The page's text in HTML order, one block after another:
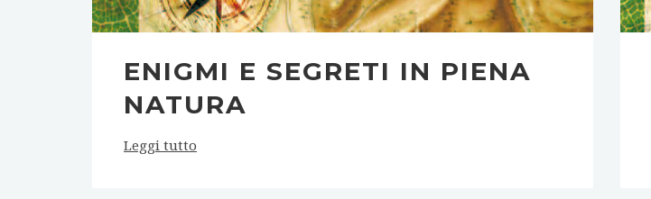
ENIGMI E SEGRETI IN PIENA
NATURA
Leggi tutto